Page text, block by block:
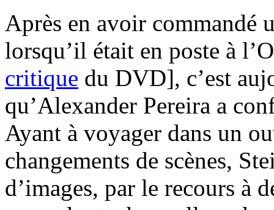
Après en avoir commandé
lorsqu’il était en poste à
critique du DVD], c’est
qu’Alexander Pereira a
Ayant à voyager dans un
changements de scènes,
d’images, par le recours à